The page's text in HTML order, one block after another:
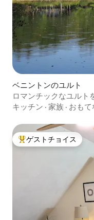
ベニントンのユルト
ロマンチックなユルト
キッチン · 家族 · おもて
大好評のゲストチョイ
ゲストチョイス